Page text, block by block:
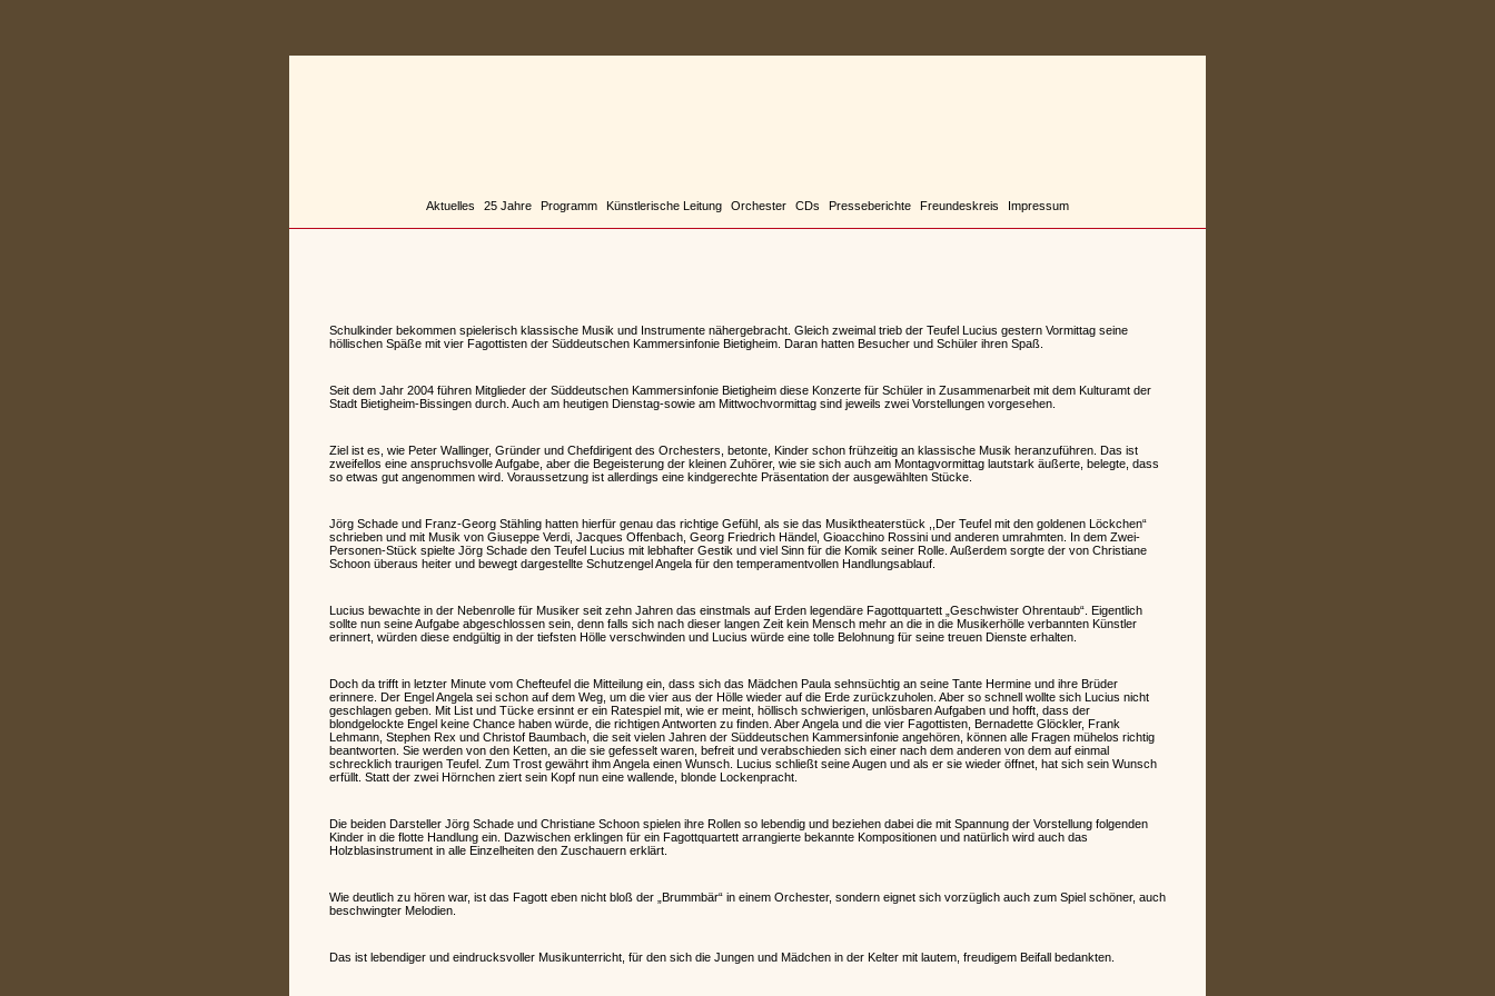
Aktuelles 25 Jahre Programm Künstlerische Leitung Orchester CDs Presseberichte Freundeskreis Impressum
Schulkinder bekommen spielerisch klassische Musik und Instrumente nähergebracht. Gleich zweimal trieb der Teufel Lucius gestern Vormittag seine
höllischen Späße mit vier Fagottisten der Süddeutschen Kammersinfonie Bietigheim. Daran hatten Besucher und Schüler ihren Spaß.
Seit dem Jahr 2004 führen Mitglieder der Süddeutschen Kammersinfonie Bietigheim diese Konzerte für Schüler in Zusammenarbeit mit dem Kulturamt der
Stadt Bietigheim-Bissingen durch. Auch am heutigen Dienstag-sowie am Mittwochvormittag sind jeweils zwei Vorstellungen vorgesehen.
Ziel ist es, wie Peter Wallinger, Gründer und Chefdirigent des Orchesters, betonte, Kinder schon frühzeitig an klassische Musik heranzuführen. Das ist
zweifellos eine anspruchsvolle Aufgabe, aber die Begeisterung der kleinen Zuhörer, wie sie sich auch am Montagvormittag lautstark äußerte, belegte, dass
so etwas gut angenommen wird. Voraussetzung ist allerdings eine kindgerechte Präsentation der ausgewählten Stücke.
Jörg Schade und Franz-Georg Stähling hatten hierfür genau das richtige Gefühl, als sie das Musiktheaterstück ,,Der Teufel mit den goldenen Löckchen“
schrieben und mit Musik von Giuseppe Verdi, Jacques Offenbach, Georg Friedrich Händel, Gioacchino Rossini und anderen umrahmten. In dem Zwei-
Personen-Stück spielte Jörg Schade den Teufel Lucius mit lebhafter Gestik und viel Sinn für die Komik seiner Rolle. Außerdem sorgte der von Christiane
Schoon überaus heiter und bewegt dargestellte Schutzengel Angela für den temperamentvollen Handlungsablauf.
Lucius bewachte in der Nebenrolle für Musiker seit zehn Jahren das einstmals auf Erden legendäre Fagottquartett „Geschwister Ohrentaub“. Eigentlich
sollte nun seine Aufgabe abgeschlossen sein, denn falls sich nach dieser langen Zeit kein Mensch mehr an die in die Musikerhölle verbannten Künstler
erinnert, würden diese endgültig in der tiefsten Hölle verschwinden und Lucius würde eine tolle Belohnung für seine treuen Dienste erhalten.
Doch da trifft in letzter Minute vom Chefteufel die Mitteilung ein, dass sich das Mädchen Paula sehnsüchtig an seine Tante Hermine und ihre Brüder
erinnere. Der Engel Angela sei schon auf dem Weg, um die vier aus der Hölle wieder auf die Erde zurückzuholen. Aber so schnell wollte sich Lucius nicht
geschlagen geben. Mit List und Tücke ersinnt er ein Ratespiel mit, wie er meint, höllisch schwierigen, unlösbaren Aufgaben und hofft, dass der
blondgelockte Engel keine Chance haben würde, die richtigen Antworten zu finden. Aber Angela und die vier Fagottisten, Bernadette Glöckler, Frank
Lehmann, Stephen Rex und Christof Baumbach, die seit vielen Jahren der Süddeutschen Kammersinfonie angehören, können alle Fragen mühelos richtig
beantworten. Sie werden von den Ketten, an die sie gefesselt waren, befreit und verabschieden sich einer nach dem anderen von dem auf einmal
schrecklich traurigen Teufel. Zum Trost gewährt ihm Angela einen Wunsch. Lucius schließt seine Augen und als er sie wieder öffnet, hat sich sein Wunsch
erfüllt. Statt der zwei Hörnchen ziert sein Kopf nun eine wallende, blonde Lockenpracht.
Die beiden Darsteller Jörg Schade und Christiane Schoon spielen ihre Rollen so lebendig und beziehen dabei die mit Spannung der Vorstellung folgenden
Kinder in die flotte Handlung ein. Dazwischen erklingen für ein Fagottquartett arrangierte bekannte Kompositionen und natürlich wird auch das
Holzblasinstrument in alle Einzelheiten den Zuschauern erklärt.
Wie deutlich zu hören war, ist das Fagott eben nicht bloß der „Brummbär“ in einem Orchester, sondern eignet sich vorzüglich auch zum Spiel schöner, auch
beschwingter Melodien.
Das ist lebendiger und eindrucksvoller Musikunterricht, für den sich die Jungen und Mädchen in der Kelter mit lautem, freudigem Beifall bedankten.